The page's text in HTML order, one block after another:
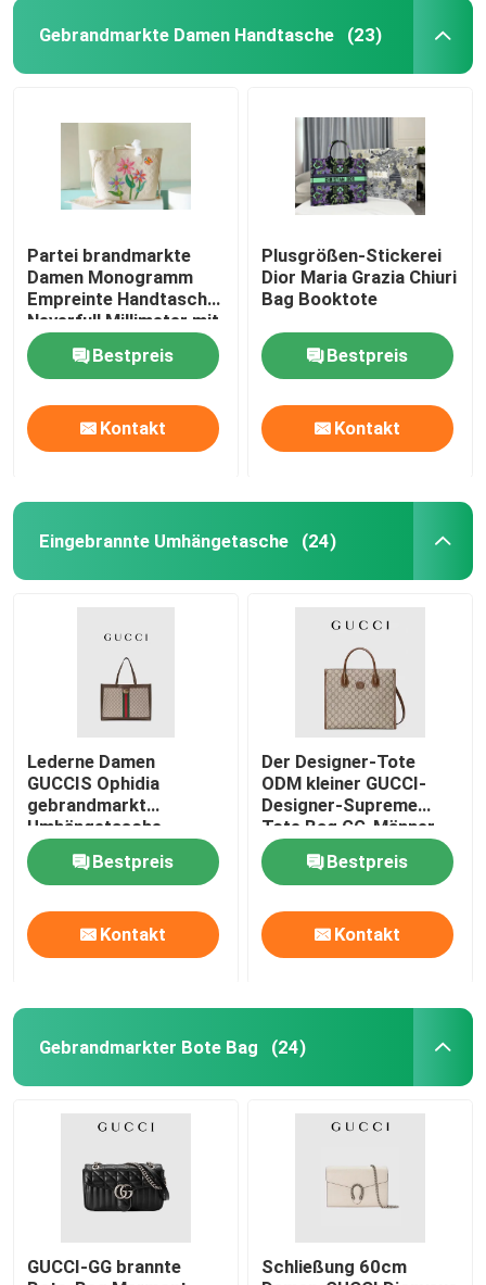
Produkte
Videos
Gebrandmarkte Damen Handtasche (23)
Partei brandmarkte
Damen Monogramm
Empreinte Handtasche
Neverfull Millimeter mit
Blumen-Marketerie
Bestpreis
Kontakt
Plusgrößen-Stickerei
Dior Maria Grazia Chiuri
Bag Booktote
Bestpreis
Kontakt
Eingebrannte Umhängetasche (24)
Lederne Damen
GUCCIS Ophidia
gebrandmarkt
Umhängetasche-
Einkaufstotalisator
Bestpreis
Kontakt
Der Designer-Tote
ODM kleiner GUCCI-
Designer-Supreme
Tote Bag GG-Männer
Bestpreis
Kontakt
Gebrandmarkter Bote Bag (24)
GUCCI-GG brannte
Schließung 60cm